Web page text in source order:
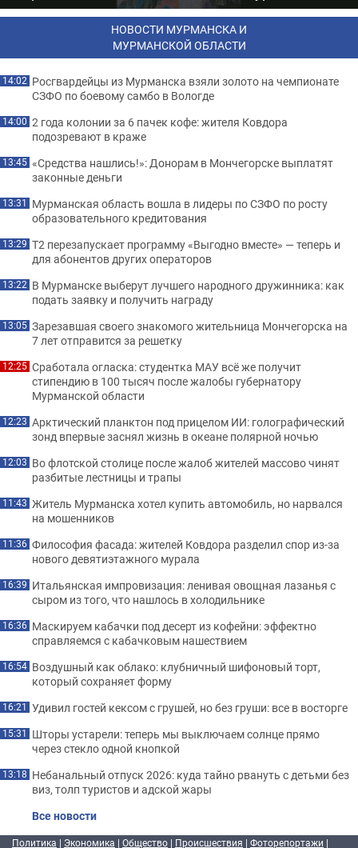
НОВОСТИ МУРМАНСКА И
МУРМАНСКОЙ ОБЛАСТИ
14:02 Росгвардейцы из Мурманска взяли золото на чемпионате
СЗФО по боевому самбо в Вологде
14:00 2 года колонии за 6 пачек кофе: жителя Ковдора
подозревают в краже
13:45 «Средства нашлись!»: Донорам в Мончегорске выплатят
законные деньги
13:31 Мурманская область вошла в лидеры по СЗФО по росту
образовательного кредитования
13:29 Т2 перезапускает программу «Выгодно вместе» — теперь и
для абонентов других операторов
13:22 В Мурманске выберут лучшего народного дружинника: как
подать заявку и получить награду
13:05 Зарезавшая своего знакомого жительница Мончегорска на
7 лет отправится за решетку
12:25 Сработала огласка: студентка МАУ всё же получит
стипендию в 100 тысяч после жалобы губернатору
Мурманской области
12:23 Арктический планктон под прицелом ИИ: голографический
зонд впервые заснял жизнь в океане полярной ночью
12:03 Во флотской столице после жалоб жителей массово чинят
разбитые лестницы и трапы
11:43 Житель Мурманска хотел купить автомобиль, но нарвался
на мошенников
11:36 Философия фасада: жителей Ковдора разделил спор из-за
нового девятиэтажного мурала
16:39 Итальянская импровизация: ленивая овощная лазанья с
сыром из того, что нашлось в холодильнике
16:36 Маскируем кабачки под десерт из кофейни: эффектно
справляемся с кабачковым нашествием
16:54 Воздушный как облако: клубничный шифоновый торт,
который сохраняет форму
16:21 Удивил гостей кексом с грушей, но без груши: все в восторге
15:31 Шторы устарели: теперь мы выключаем солнце прямо
через стекло одной кнопкой
13:18 Небанальный отпуск 2026: куда тайно рвануть с детьми без
виз, толп туристов и адской жары
Все новости
Политика | Экономика | Общество | Происшествия | Фоторепортажи |